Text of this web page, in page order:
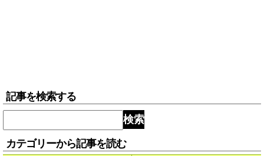
記事を検索する
検索
カテゴリーから記事を読む